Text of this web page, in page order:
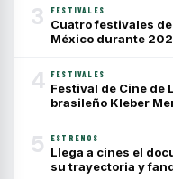
3 FESTIVALES
Cuatro festivales
México durante
4 FESTIVALES
Festival de Cine de
brasileño Kleber
5 ESTRENOS
Llega a cines el
su trayectoria y